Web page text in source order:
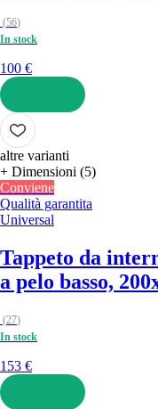
(56)
In stock
100 €
AGGIUNGI
altre varianti
+ Dimensioni (5)
Conviene
Qualità garantita
Universal
Tappeto da
a pelo basso,
(27)
In stock
153 €